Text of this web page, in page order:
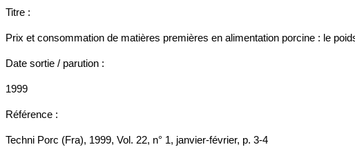
Titre :
Prix et consommation de matières premières en alimentation porcine : le
Date sortie / parution :
1999
Référence :
Techni Porc (Fra), 1999, Vol. 22, n° 1, janvier-février, p. 3-4